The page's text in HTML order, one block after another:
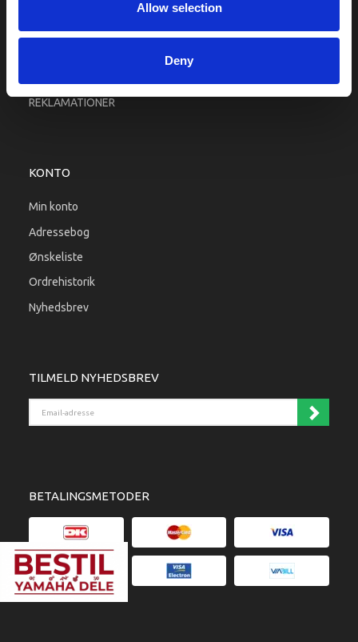
Allow selection
Deny
Købsgaranti
REKLAMATIONER
KONTO
Min konto
Adressebog
Ønskeliste
Ordrehistorik
Nyhedsbrev
TILMELD NYHEDSBREV
BETALINGSMETODER